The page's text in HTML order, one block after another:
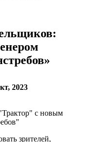
2023
зрителей,